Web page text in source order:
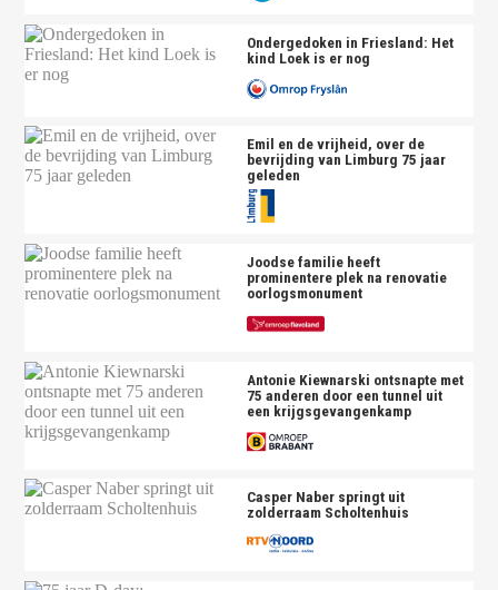
Ondergedoken in Friesland: Het
kind Loek is er nog
Emil en de vrijheid, over de
bevrijding van Limburg 75 jaar
geleden
Joodse familie heeft
prominentere plek na renovatie
oorlogsmonument
Antonie Kiewnarski ontsnapte met
75 anderen door een tunnel uit
een krijgsgevangenkamp
Casper Naber springt uit
zolderraam Scholtenhuis